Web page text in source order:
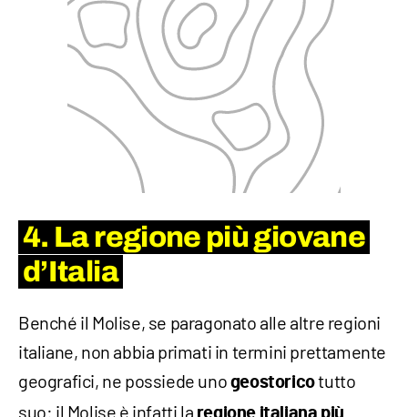
4. La regione più giovane
d’Italia
Benché il Molise, se paragonato alle altre regioni
italiane, non abbia primati in termini prettamente
geografici, ne possiede uno geostoricotutto
suo: il Molise è infatti la regione italiana più